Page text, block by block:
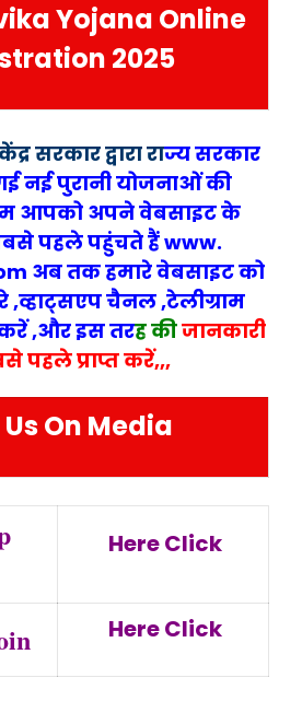
Yojana Online
2025
सरकार द्वारा राज्यसरकार
नई पुरानी योजनाओं की
आपको अपने वेबसाइट के
पहले पहुंचते हैं www.
अब तक हमारे वेबसाइट को
,व्हाट्सएप चैनल ,टेलीग्राम
,और इस तरह कीजानकारी
पहले प्राप्त करें,,,
On Media
Here Click
Here Click